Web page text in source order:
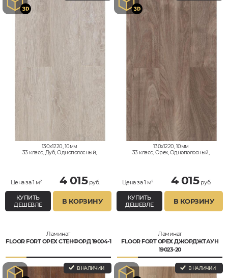
130x1220, 10мм
33 класс, Дуб, Однополосный,
Цена за 1 м² 4 015руб.
КУПИТЬ
ДЕШЕВЛЕ
В КОРЗИНУ
130x1220, 10мм
33 класс, Орех, Однополосный,
Цена за 1 м² 4 015руб.
КУПИТЬ
ДЕШЕВЛЕ
В КОРЗИНУ
Ламинат
FLOOR FORT ОРЕХ СТЕНФОРД 19004-1
В НАЛИЧИИ
Ламинат
FLOOR FORT ОРЕХ ДЖОРДЖТАУН
19023-20
В НАЛИЧИИ